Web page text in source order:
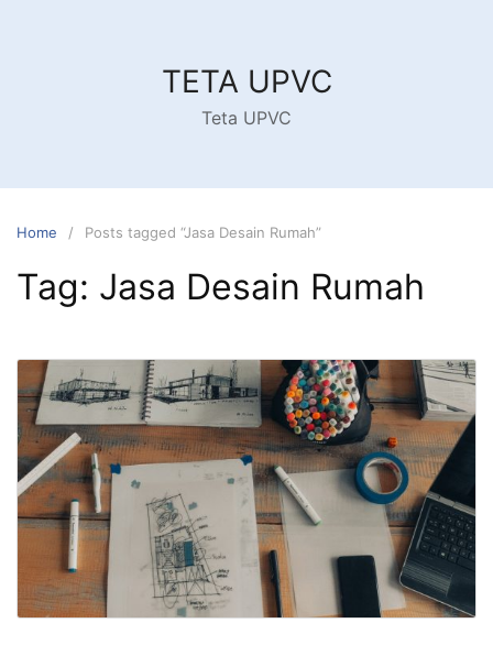
TETA UPVC
Teta UPVC
Home Posts tagged “Jasa Desain Rumah”
Tag: Jasa Desain Rumah